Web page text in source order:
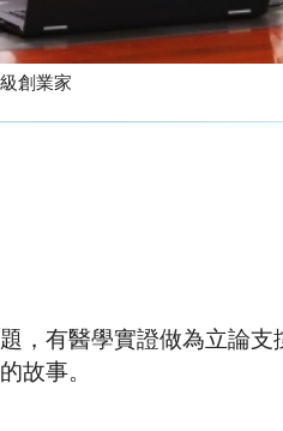
力打造高年級創業家
，有醫學實證做為立論
故事。